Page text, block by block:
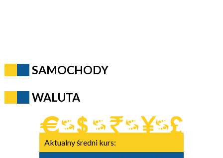
SAMOCHODY
WALUTA
Aktualny średni kurs: